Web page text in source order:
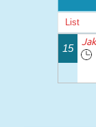
List
15